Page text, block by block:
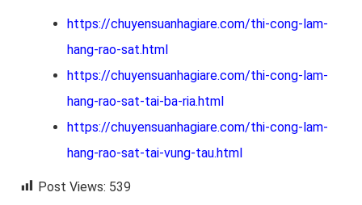
https://chuyensuanhagiare.com/thi-cong-lam-
hang-rao-sat.html
https://chuyensuanhagiare.com/thi-cong-lam-
hang-rao-sat-tai-ba-ria.html
https://chuyensuanhagiare.com/thi-cong-lam-
hang-rao-sat-tai-vung-tau.html
Post Views: 539